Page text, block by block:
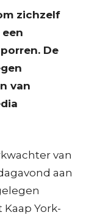
zichzelf
De
van
van
aan
York-